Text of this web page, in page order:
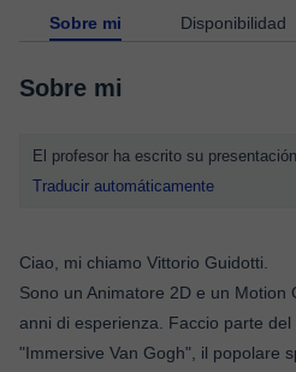
Sobre mi Disponibilidad
Sobre mi
El profesor ha escrito su
Traducir automáticamente
Ciao, mi chiamo Vittorio Guidotti.
Sono un Animatore 2D e un Motion
anni di esperienza. Faccio parte
"Immersive Van Gogh", il popolare